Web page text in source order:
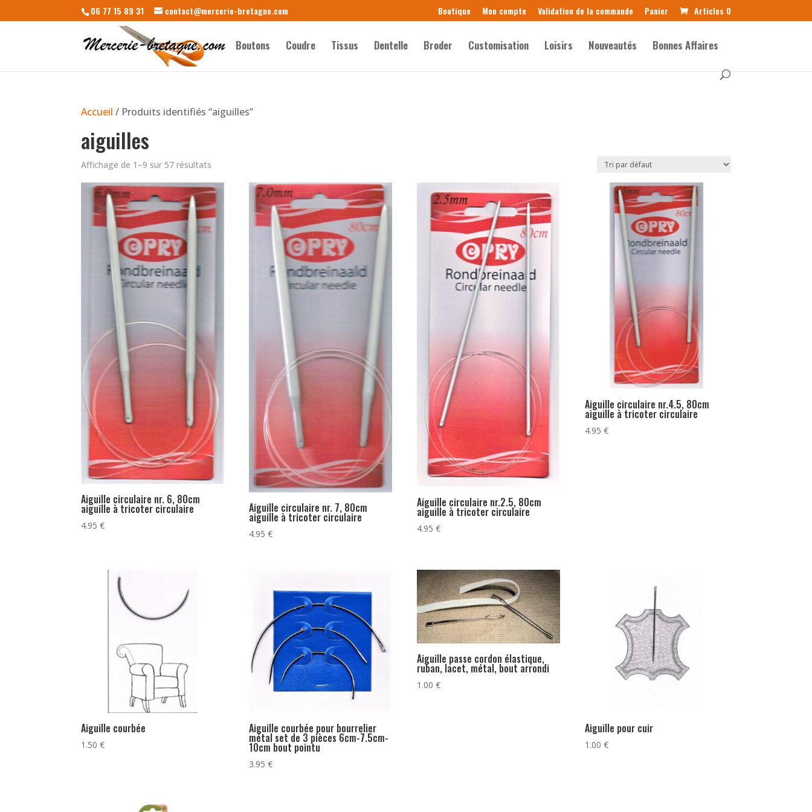
06 77 15 89 31 contact@mercerie-bretagne.com Boutique Mon compte Validation de la commande Panier Articles 0
Boutons Coudre Tissus Dentelle Broder Customisation Loisirs Nouveautés Bonnes Affaires
Accueil / Produits identifiés “aiguilles”
aiguilles
Affichage de 1–9 sur 57 résultats
Aiguille circulaire nr. 6, 80cm
aiguille à tricoter circulaire
4.95€
Aiguille circulaire nr. 7, 80cm
aiguille à tricoter circulaire
4.95€
Aiguille circulaire nr.2.5, 80cm
aiguille à tricoter circulaire
4.95€
Aiguille circulaire nr.4.5, 80cm
aiguille à tricoter circulaire
4.95€
Aiguille courbée
1.50€
Aiguille courbée pour bourrelier
métal set de 3 pièces 6cm-7.5cm-
10cm bout pointu
3.95€
Aiguille passe cordon élastique,
ruban, lacet, métal, bout arrondi
1.00€
Aiguille pour cuir
1.00€